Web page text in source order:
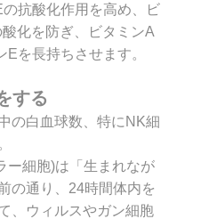
抗酸化作用を高め、ビ
化を防ぎ、ビタミンA
を長持ちさせます。
する
の白血球数、特にNK細
ー細胞)は「生まれなが
の通り、24時間体内を
、ウィルスやガン細胞